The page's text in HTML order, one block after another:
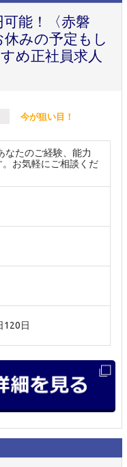
能！〈赤磐
みの予定もし
め正社員求人
今が狙い目！
なたのご経験、能力
お気軽にご相談くだ
120日